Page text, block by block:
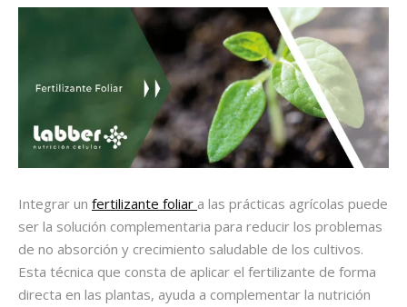
Integrar un fertilizante foliar a las prácticas agrícolas puede
ser la solución complementaria para reducir los problemas
de no absorción y crecimiento saludable de los cultivos.
Esta técnica que consta de aplicar el fertilizante de forma
directa en las plantas, ayuda a complementar la nutrición